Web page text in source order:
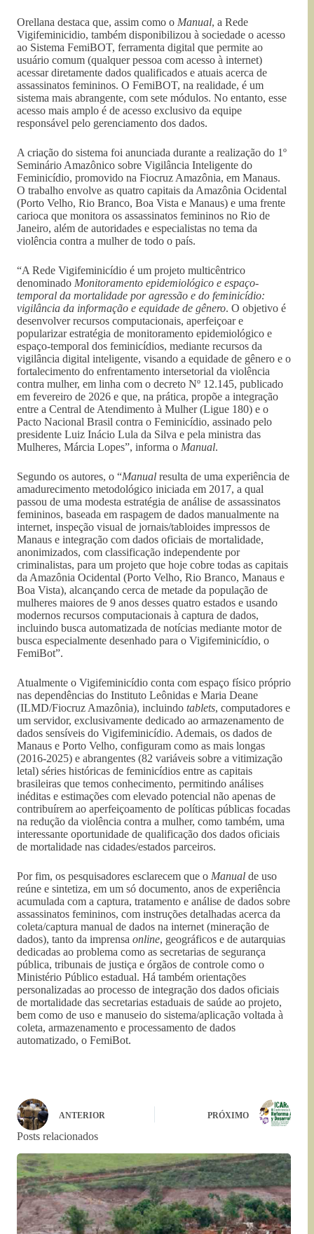
Orellana destaca que, assim como o Manual, a Rede
Vigifeminicidio, também disponibilizou à sociedade o acesso
ao Sistema FemiBOT, ferramenta digital que permite ao
usuário comum (qualquer pessoa com acesso à internet)
acessar diretamente dados qualificados e atuais acerca de
assassinatos femininos. O FemiBOT, na realidade, é um
sistema mais abrangente, com sete módulos. No entanto, esse
acesso mais amplo é de acesso exclusivo da equipe
responsável pelo gerenciamento dos dados.
A criação do sistema foi anunciada durante a realização do 1º
Seminário Amazônico sobre Vigilância Inteligente do
Feminicídio, promovido na Fiocruz Amazônia, em Manaus.
O trabalho envolve as quatro capitais da Amazônia Ocidental
(Porto Velho, Rio Branco, Boa Vista e Manaus) e uma frente
carioca que monitora os assassinatos femininos no Rio de
Janeiro, além de autoridades e especialistas no tema da
violência contra a mulher de todo o país.
“A Rede Vigifeminicídio é um projeto multicêntrico
denominado Monitoramento epidemiológico e espaço-
temporal da mortalidade por agressão e do feminicídio:
vigilância da informação e equidade de gênero. O objetivo é
desenvolver recursos computacionais, aperfeiçoar e
popularizar estratégia de monitoramento epidemiológico e
espaço-temporal dos feminicídios, mediante recursos da
vigilância digital inteligente, visando a equidade de gênero e o
fortalecimento do enfrentamento intersetorial da violência
contra mulher, em linha com o decreto Nº 12.145, publicado
em fevereiro de 2026 e que, na prática, propõe a integração
entre a Central de Atendimento à Mulher (Ligue 180) e o
Pacto Nacional Brasil contra o Feminicídio, assinado pelo
presidente Luiz Inácio Lula da Silva e pela ministra das
Mulheres, Márcia Lopes”, informa o Manual.
Segundo os autores, o “Manual resulta de uma experiência de
amadurecimento metodológico iniciada em 2017, a qual
passou de uma modesta estratégia de análise de assassinatos
femininos, baseada em raspagem de dados manualmente na
internet, inspeção visual de jornais/tabloides impressos de
Manaus e integração com dados oficiais de mortalidade,
anonimizados, com classificação independente por
criminalistas, para um projeto que hoje cobre todas as capitais
da Amazônia Ocidental (Porto Velho, Rio Branco, Manaus e
Boa Vista), alcançando cerca de metade da população de
mulheres maiores de 9 anos desses quatro estados e usando
modernos recursos computacionais à captura de dados,
incluindo busca automatizada de notícias mediante motor de
busca especialmente desenhado para o Vigifeminicídio, o
FemiBot”.
Atualmente o Vigifeminicídio conta com espaço físico próprio
nas dependências do Instituto Leônidas e Maria Deane
(ILMD/Fiocruz Amazônia), incluindo tablets, computadores e
um servidor, exclusivamente dedicado ao armazenamento de
dados sensíveis do Vigifeminicídio. Ademais, os dados de
Manaus e Porto Velho, configuram como as mais longas
(2016-2025) e abrangentes (82 variáveis sobre a vitimização
letal) séries históricas de feminicídios entre as capitais
brasileiras que temos conhecimento, permitindo análises
inéditas e estimações com elevado potencial não apenas de
contribuírem ao aperfeiçoamento de políticas públicas focadas
na redução da violência contra a mulher, como também, uma
interessante oportunidade de qualificação dos dados oficiais
de mortalidade nas cidades/estados parceiros.
Por fim, os pesquisadores esclarecem que o Manual de uso
reúne e sintetiza, em um só documento, anos de experiência
acumulada com a captura, tratamento e análise de dados sobre
assassinatos femininos, com instruções detalhadas acerca da
coleta/captura manual de dados na internet (mineração de
dados), tanto da imprensa online, geográficos e de autarquias
dedicadas ao problema como as secretarias de segurança
pública, tribunais de justiça e órgãos de controle como o
Ministério Público estadual. Há também orientações
personalizadas ao processo de integração dos dados oficiais
de mortalidade das secretarias estaduais de saúde ao projeto,
bem como de uso e manuseio do sistema/aplicação voltada à
coleta, armazenamento e processamento de dados
automatizado, o FemiBot.
ANTERIOR PRÓXIMO
Posts relacionados